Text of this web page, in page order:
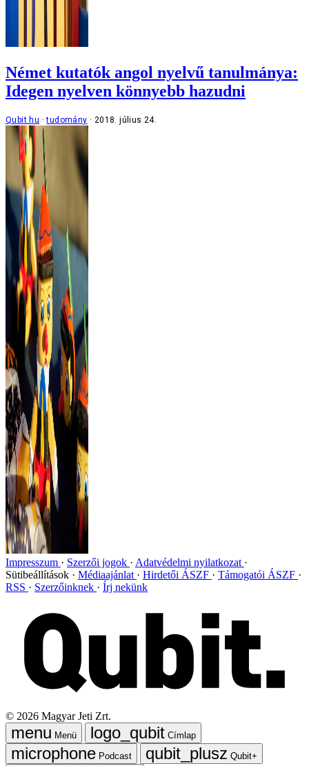
Német kutatók angol nyelvű tanulmánya:
Idegen nyelven könnyebb hazudni
Qubit.hu tudomány 2018. július 24.
Impresszum Szerzői jogok
Adatvédelmi nyilatkozat
Sütibeállítások
Médiaajánlat Hirdetői ÁSZF
Támogatói ÁSZF
RSS
Szerzőinknek Írj nekünk
© 2026 Magyar Jeti Zrt.
Menü
Címlap
Podcast
Qubit+